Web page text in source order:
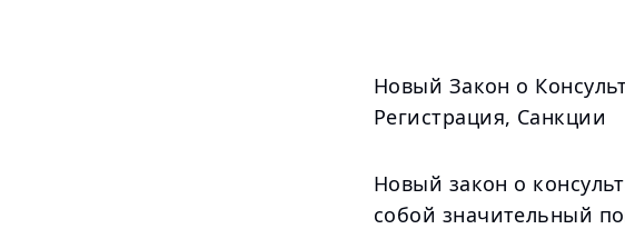
Новый Закон о
Регистрация, Санкции
Новый закон о
собой значительный